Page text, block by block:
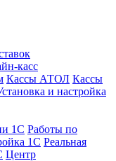
касс
Кассы АТОЛ Кассы
и настройка
1С Работы по
1С Реальная
Центр